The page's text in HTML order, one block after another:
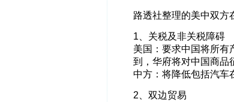
路透社整理的美中双方
1、关税及非关税障碍
美国：要求中国将所有
到，华府将对中国商品
中方：将降低包括汽车
2、双边贸易